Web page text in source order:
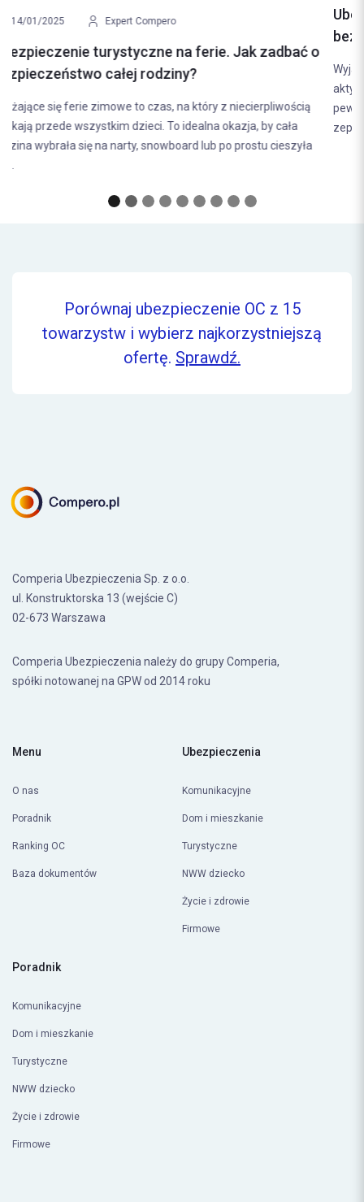
Ubezpieczenie na narty. Jak zadbać o
Wyjazd na narty to doskonała okazja, by cieszyć się zimową aurą i
pewne ryzyko. Wypadki, kontuzje czy zniszczenie sprzętu mogą
zepsuć...
ofertę.Sprawdź.
02-673 Warszawa
Comperia Ubezpieczenia należy do grupy Comperia,
O nas Komunikacyjne
Komunikacyjne